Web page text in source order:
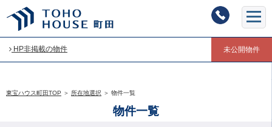
HP非掲載の物件 未公開物件
東宝ハウス町田TOP ＞ 所在地選択 ＞ 物件一覧
物件一覧